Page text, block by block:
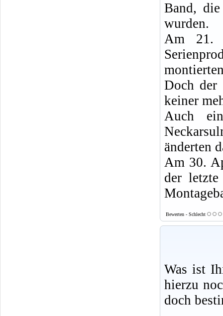
Band,
wurden.
Am 21.
Doch der
keiner
Auch
änderten
Am 30.
der
Bewerten - Schlecht
Was ist
hierzu
doch